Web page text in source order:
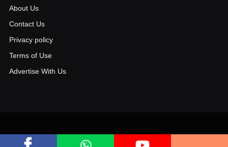
About Us
Contact Us
Privacy policy
Terms of Use
Advertise With Us
© 2026